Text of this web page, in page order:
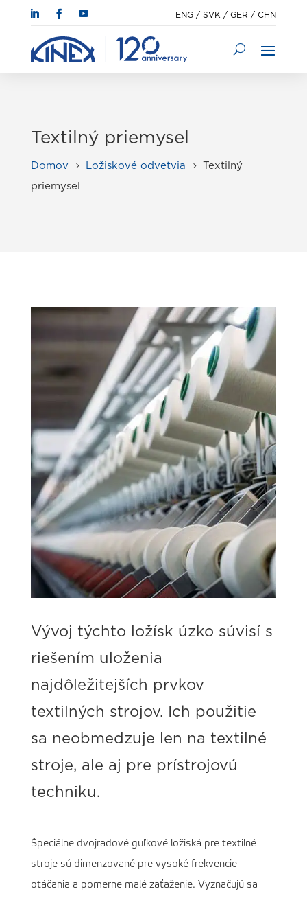
ENG /SVK /GER /CHN
Textilný priemysel
Domov 5 Ložiskové odvetvia 5 Textilný
priemysel
Vývoj týchto ložísk úzko súvisí s
riešením uloženia
najdôležitejších prvkov
textilných strojov. Ich použitie
sa neobmedzuje len na textilné
stroje, ale aj pre prístrojovú
techniku.
Špeciálne dvojradové guľkové ložiská pre textilné
stroje sú dimenzované pre vysoké frekvencie
otáčania a pomerne malé zaťaženie. Vyznačujú sa